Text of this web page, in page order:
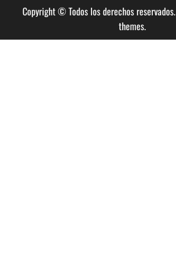
Copyright © Todos los derechos reservados.
themes.